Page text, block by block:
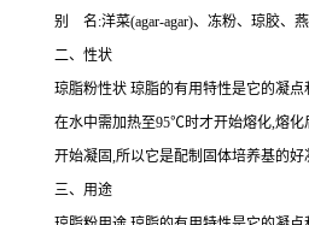
别 名:洋菜(agar-agar)、冻粉、琼胶、
二、性状
琼脂粉性状 琼脂的有用特性是它的凝点
在水中需加热至95℃时才开始熔化,熔
开始凝固,所以它是配制固体培养基的好
三、用途